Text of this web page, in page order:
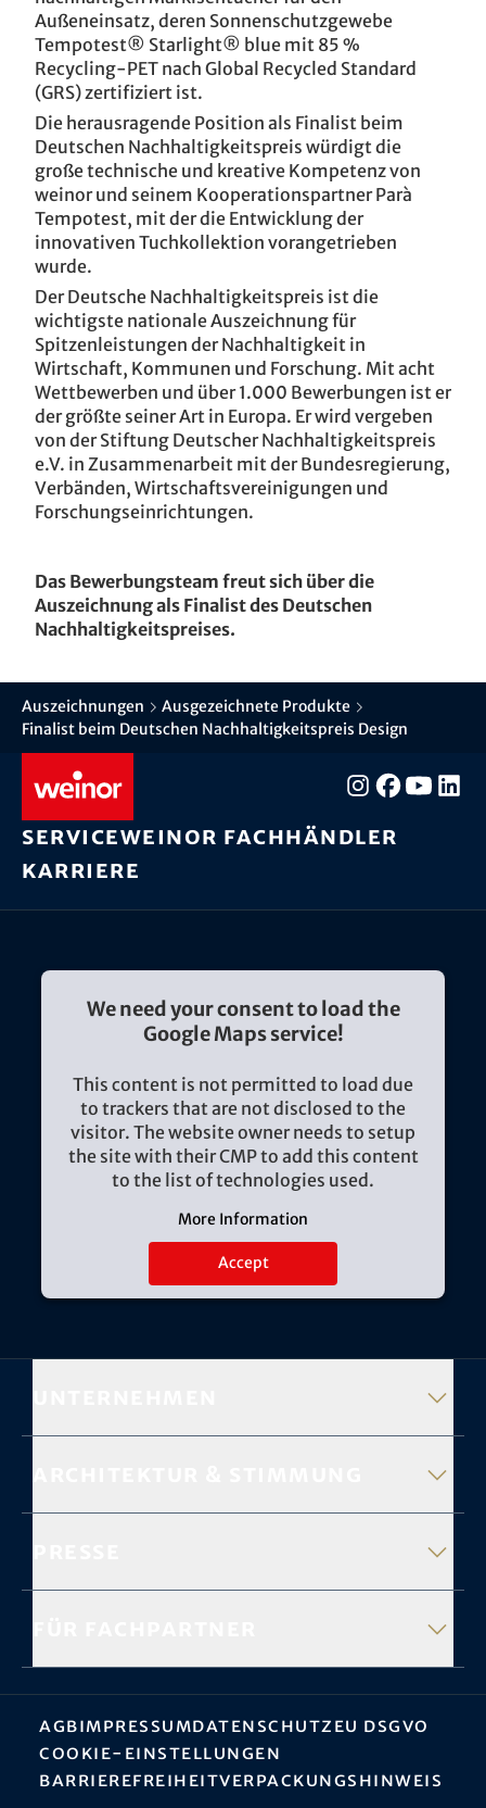
Außeneinsatz, deren Sonnenschutzgewebe
Tempotest® Starlight® blue mit 85 %
Recycling-PET nach Global Recycled Standard
(GRS) zertifiziert ist.
Die herausragende Position als Finalist beim
Deutschen Nachhaltigkeitspreis würdigt die
große technische und kreative Kompetenz von
weinor und seinem Kooperationspartner Parà
Tempotest, mit der die Entwicklung der
innovativen Tuchkollektion vorangetrieben
wurde.
Der Deutsche Nachhaltigkeitspreis ist die
wichtigste nationale Auszeichnung für
Spitzenleistungen der Nachhaltigkeit in
Wirtschaft, Kommunen und Forschung. Mit acht
Wettbewerben und über 1.000 Bewerbungen ist er
der größte seiner Art in Europa. Er wird vergeben
von der Stiftung Deutscher Nachhaltigkeitspreis
e.V. in Zusammenarbeit mit der Bundesregierung,
Verbänden, Wirtschaftsvereinigungen und
Forschungseinrichtungen.
Das Bewerbungsteam freut sich über die
Auszeichnung als Finalist des Deutschen
Nachhaltigkeitspreises.
Auszeichnungen
Ausgezeichnete Produkte
Finalist beim Deutschen Nachhaltigkeitspreis Design
Serviceweinor Fachhändler
Karriere
We need your consent to load the
Google Maps service!
This content is not permitted to load due
to trackers that are not disclosed to the
visitor. The website owner needs to setup
the site with their CMP to add this content
to the list of technologies used.
More Information
Accept
AGBImpressumDatenschutz EU DSGVO
Cookie-Einstellungen
BarrierefreiheitVerpackungshinweis